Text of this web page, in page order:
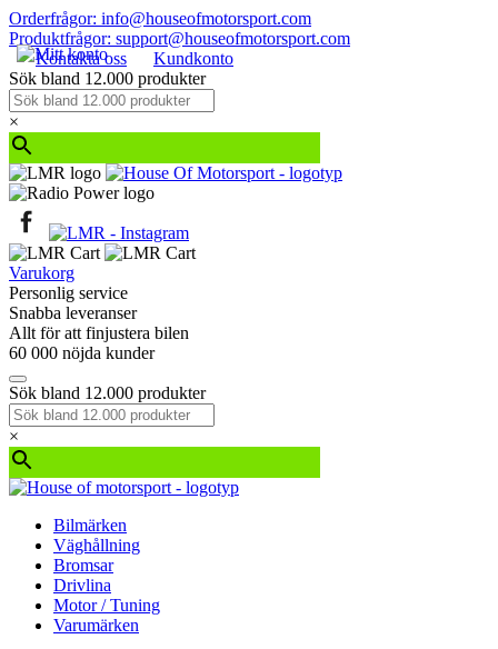
Orderfrågor: info@houseofmotorsport.com
Produktfrågor: support@houseofmotorsport.com
Kontakta oss
Kundkonto
Sök bland 12.000 produkter
×
Varukorg
Personlig service
Snabba leveranser
Allt för att finjustera bilen
60 000 nöjda kunder
Sök bland 12.000 produkter
×
Bilmärken
Väghållning
Bromsar
Drivlina
Motor / Tuning
Varumärken